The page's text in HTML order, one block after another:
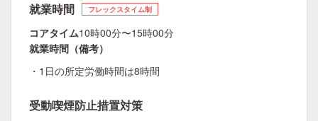
就業時間 フレックスタイム制
コアタイム10時00分〜15時00分
就業時間（備考）
・1日の所定労働時間は8時間
受動喫煙防止措置対策